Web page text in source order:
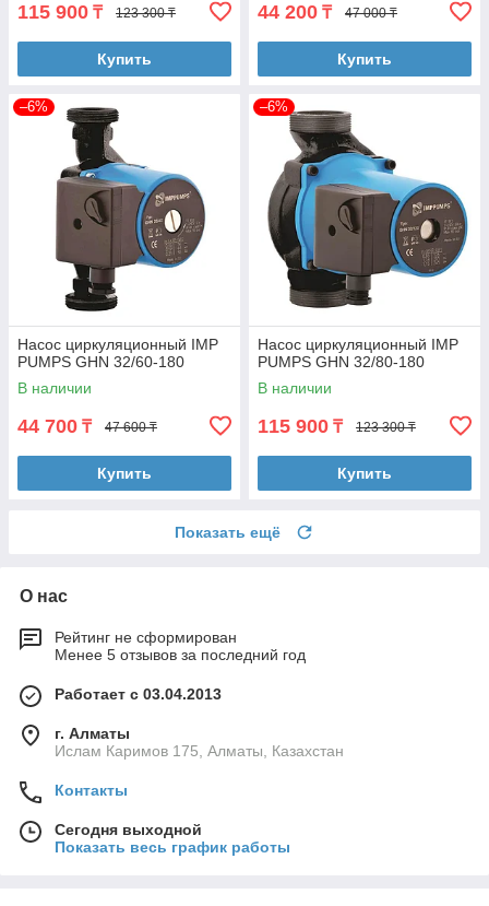
115 900 ₸ 123 300 ₸
Купить
44 200 ₸ 47 000 ₸
Купить
–6%
Насос циркуляционный IMP
PUMPS GHN 32/60-180
В наличии
44 700 ₸ 47 600 ₸
Купить
–6%
Насос циркуляционный IMP
PUMPS GHN 32/80-180
В наличии
115 900 ₸ 123 300 ₸
Купить
Показать ещё
О нас
Рейтинг не сформирован
Менее 5 отзывов за последний год
Работает с 03.04.2013
г. Алматы
Ислам Каримов 175, Алматы, Казахстан
Контакты
Сегодня выходной
Показать весь график работы